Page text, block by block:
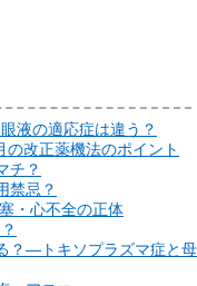
液の適応症は違う？
改正薬機法のポイント
チ？
禁忌？
・心不全の正体
？―トキソプラズマ症と母